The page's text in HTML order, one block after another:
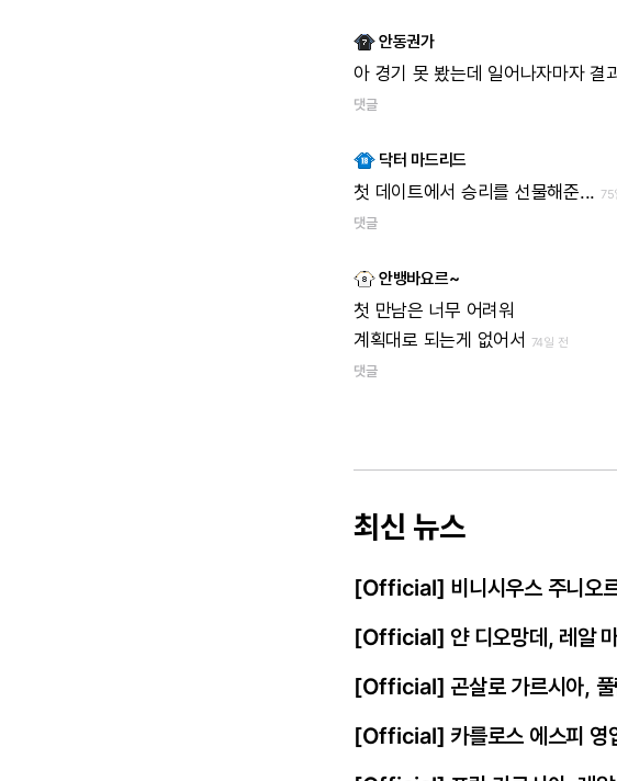
안동권가
아 경기 못 봤는데 일어나자마자 결
댓글
닥터 마드리드
첫 데이트에서 승리를 선물해준... 75
댓글
안뱅바요르~
첫 만남은 너무 어려워
계획대로 되는게 없어서 74일 전
댓글
최신 뉴스
[Official] 비니시우스 주니오
[Official] 얀 디오망데, 레알
[Official] 곤살로 가르시아, 풀
[Official] 카를로스 에스피 영